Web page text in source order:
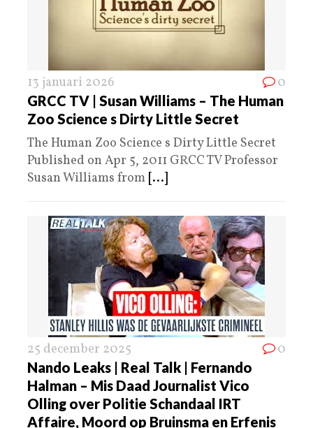
13 januari 2026 0
GRCC TV | Susan Williams – The Human
Zoo Science s Dirty Little Secret
The Human Zoo Science s Dirty Little Secret
Published on Apr 5, 2011 GRCC TV Professor
Susan Williams from [...]
25 december 2025 0
Nando Leaks | Real Talk | Fernando
Halman – Mis Daad Journalist Vico
Olling over Politie Schandaal IRT
Affaire, Moord op Bruinsma en Erfenis